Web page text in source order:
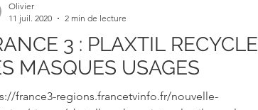
3 : PLAXTIL RECYCLE
MASQUES USAGES
france3-regions.francetvinfo.fr/nouvelle-
Olivier
11 juil. 2020
2 min de lecture